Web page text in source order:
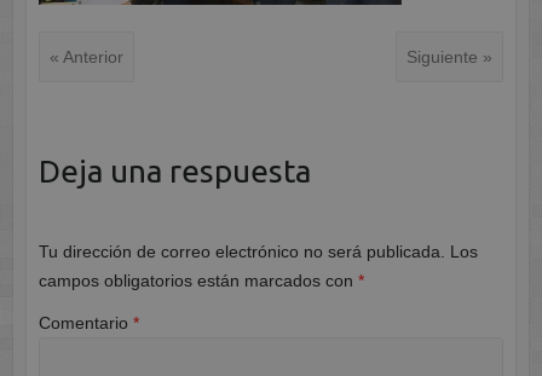
« Anterior Siguiente »
Deja una respuesta
Tu dirección de correo electrónico no será publicada.
Los
campos obligatorios están marcados con *
Comentario *